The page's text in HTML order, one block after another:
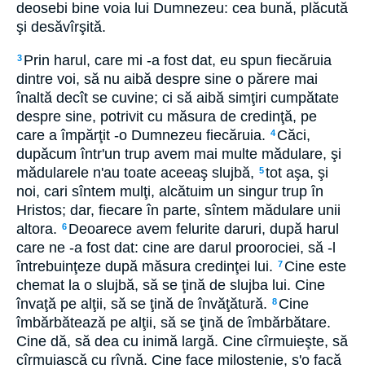
deosebi bine voia lui Dumnezeu: cea bună, plăcută
şi desăvîrşită.
3 Prin harul, care mi -a fost dat, eu spun fiecăruia
dintre voi, să nu aibă despre sine o părere mai
înaltă decît se cuvine; ci să aibă simţiri cumpătate
despre sine, potrivit cu măsura de credinţă, pe
care a împărţit -o Dumnezeu fiecăruia. 4 Căci,
dupăcum într'un trup avem mai multe mădulare, şi
mădularele n'au toate aceeaş slujbă, 5tot aşa, şi
noi, cari sîntem mulţi, alcătuim un singur trup în
Hristos; dar, fiecare în parte, sîntem mădulare unii
altora. 6 Deoarece avem felurite daruri, după harul
care ne -a fost dat: cine are darul proorociei, să -l
întrebuinţeze după măsura credinţei lui. 7 Cine este
chemat la o slujbă, să se ţină de slujba lui. Cine
învaţă pe alţii, să se ţină de învăţătură. 8 Cine
îmbărbătează pe alţii, să se ţină de îmbărbătare.
Cine dă, să dea cu inimă largă. Cine cîrmuieşte, să
cîrmuiască cu rîvnă. Cine face milostenie, s'o facă